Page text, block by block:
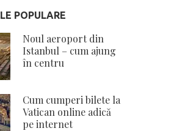
POPULARE
Noul aeroport din
Istanbul – cum ajung
în centru
Cum cumperi bilete la
Vatican online adică
pe internet